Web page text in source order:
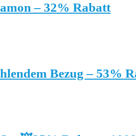
– 32% Rabatt
Bezug – 53%